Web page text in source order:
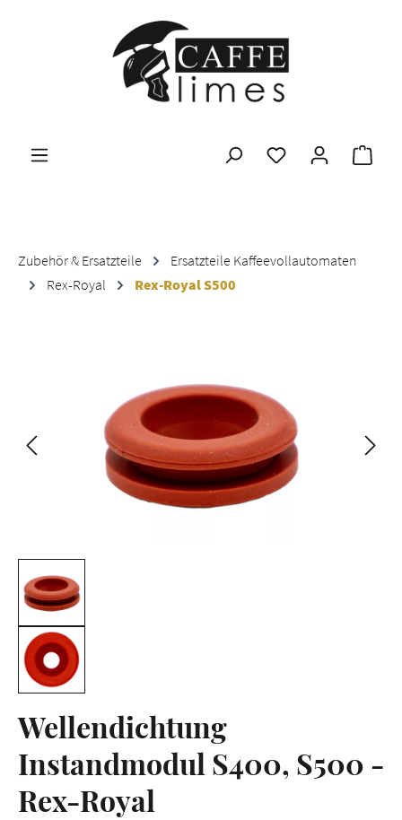
Zum Hauptinhalt springen
Zubehör & Ersatzteile
Ersatzteile Kaffeevollautomaten
Rex-Royal
Rex-Royal S500
Wellendichtung
Instandmodul S400, S500 -
Rex-Royal